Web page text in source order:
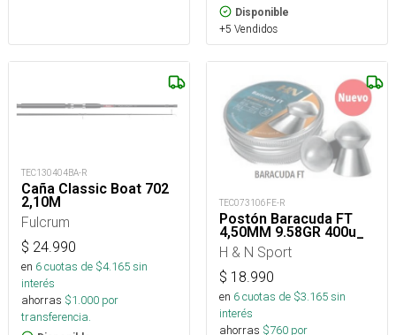
Disponible
+5 Vendidos
TEC130404BA-R
Caña Classic Boat 702
2,10M
Fulcrum
$ 24.990
en 6cuotas de $4.165sin
interés
ahorras $1.000 por
transferencia.
TEC073106FE-R
Postón Baracuda FT
4,50MM 9.58GR 400u_
H & N Sport
$ 18.990
en 6cuotas de $3.165sin
interés
ahorras $760 por